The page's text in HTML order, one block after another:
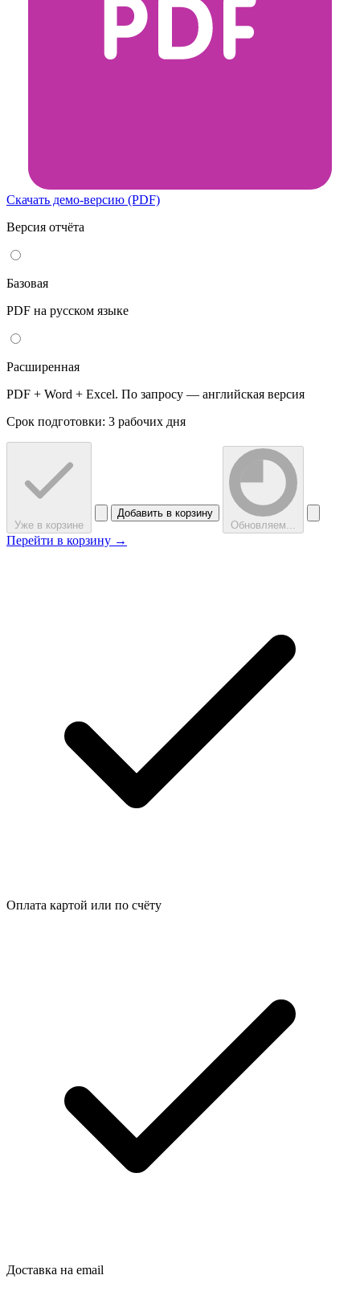
Скачать демо-версию (PDF)
Версия отчёта
Базовая
PDF на русском языке
Расширенная
PDF + Word + Excel. По запросу — английская версия
Срок подготовки: 3 рабочих дня
Уже в корзине
Добавить в корзину
Обновляем...
Перейти в корзину →
Оплата картой или по счёту
Доставка на email